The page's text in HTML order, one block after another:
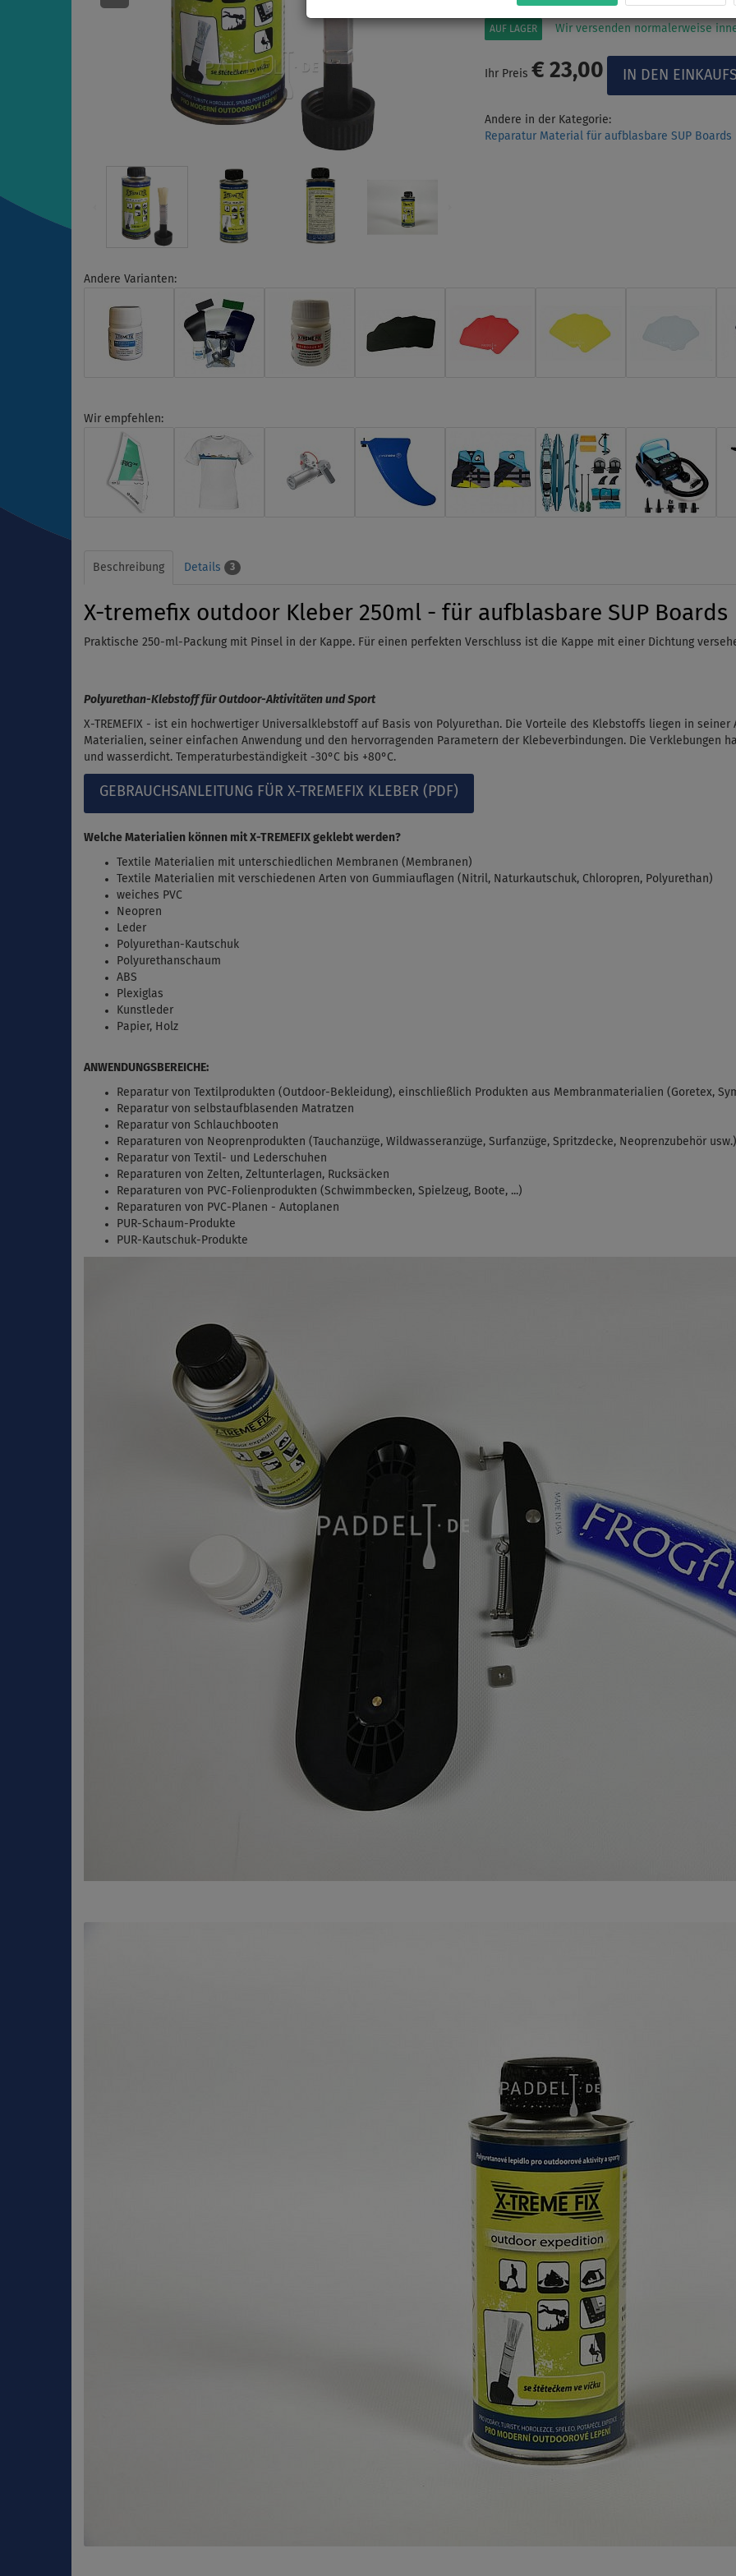
AUF LAGER Wir versenden normalerweise
Ihr Preis € 23,00
Andere in der Kategorie:
Reparatur Material für aufblasbare SUP Boards
Andere Varianten:
Wir empfehlen:
Beschreibung Details 3
X-tremefix outdoor Kleber 250ml - für aufblasbare SUP Boards
Praktische 250-ml-Packung mit Pinsel in der Kappe. Für einen perfekten Verschluss ist die Kappe mit einer Dichtung
Polyurethan-Klebstoff für Outdoor-Aktivitäten und Sport
X-TREMEFIX - ist ein hochwertiger Universalklebstoff auf Basis von Polyurethan. Die Vorteile des Klebstoffs liegen in
Materialien, seiner einfachen Anwendung und den hervorragenden Parametern der Klebeverbindungen. Die Verklebungen
und wasserdicht. Temperaturbeständigkeit -30°C bis +80°C.
GEBRAUCHSANLEITUNG FÜR X-TREMEFIX KLEBER (PDF)
Welche Materialien können mit X-TREMEFIX geklebt werden?
Textile Materialien mit unterschiedlichen Membranen (Membranen)
Textile Materialien mit verschiedenen Arten von Gummiauflagen (Nitril, Naturkautschuk, Chloropren, Polyurethan)
weiches PVC
Neopren
Leder
Polyurethan-Kautschuk
Polyurethanschaum
ABS
Plexiglas
Kunstleder
Papier, Holz
ANWENDUNGSBEREICHE:
Reparatur von Textilprodukten (Outdoor-Bekleidung), einschließlich Produkten aus Membranmaterialien (Goretex,
Reparatur von selbstaufblasenden Matratzen
Reparatur von Schlauchbooten
Reparaturen von Neoprenprodukten (Tauchanzüge, Wildwasseranzüge, Surfanzüge, Spritzdecke, Neoprenzubehör usw.)
Reparatur von Textil- und Lederschuhen
Reparaturen von Zelten, Zeltunterlagen, Rucksäcken
Reparaturen von PVC-Folienprodukten (Schwimmbecken, Spielzeug, Boote, ...)
Reparaturen von PVC-Planen - Autoplanen
PUR-Schaum-Produkte
PUR-Kautschuk-Produkte